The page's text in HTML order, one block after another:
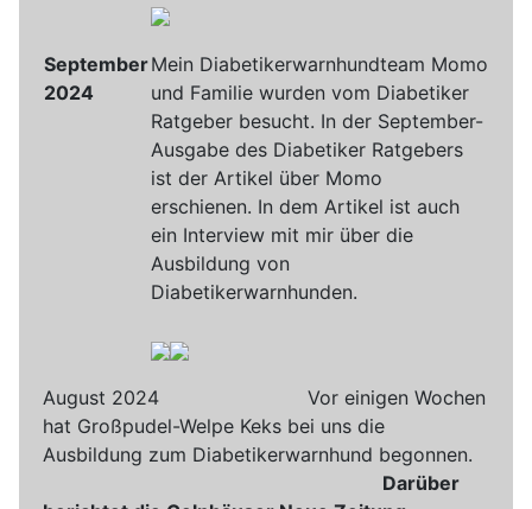
September
2024
Mein Diabetikerwarnhundteam Momo
und Familie wurden vom Diabetiker
Ratgeber besucht. In der September-
Ausgabe des Diabetiker Ratgebers
ist der Artikel über Momo
erschienen. In dem Artikel ist auch
ein Interview mit mir über die
Ausbildung von
Diabetikerwarnhunden.
August 2024 Vor einigen Wochen
hat Großpudel-Welpe Keks bei uns die
Ausbildung zum Diabetikerwarnhund begonnen.
Darüber